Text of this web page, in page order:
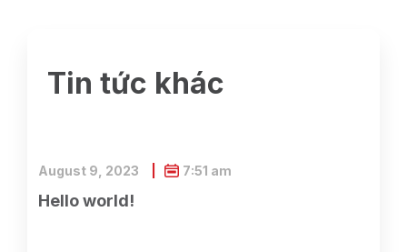
Tin tức khác
Hello world!
August 9, 2023 7:51 am